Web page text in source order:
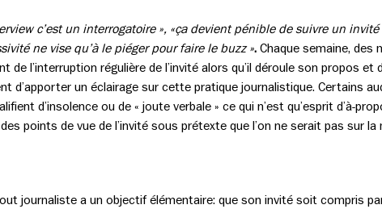
c’est un interrogatoire », «ça devient pénible de suivre un
ne vise qu’à le piéger pour faire le buzz ». Chaque semaine, des
de l’interruption régulière de l’invité alors qu’il déroule son propos
d’apporter un éclairage sur cette pratique journalistique. Certains
d’insolence ou de « joute verbale » ce qui n’est qu’esprit d’à-
des points de vue de l’invité sous prétexte que l’on ne serait pas sur
tout journaliste a un objectif élémentaire: que son invité soit compris